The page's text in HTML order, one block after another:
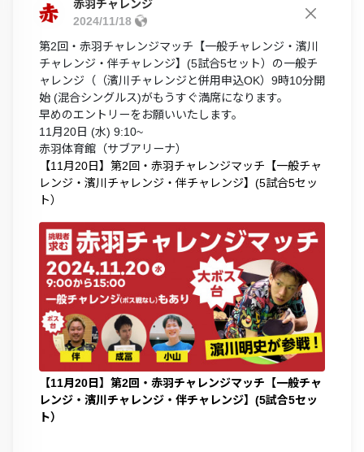
赤羽チャレンジ
2024/11/18
第2回・赤羽チャレンジマッチ【一般チャレンジ・濱川
チャレンジ・伴チャレンジ】(5試合5セット）の一般チ
ャレンジ（（濱川チャレンジと併用申込OK）9時10分開
始 (混合シングルス)がもうすぐ満席になります。
早めのエントリーをお願いいたします。
11月20日 (水) 9:10~
赤羽体育館（サブアリーナ）
【11月20日】第2回・赤羽チャレンジマッチ【一般チャ
レンジ・濱川チャレンジ・伴チャレンジ】(5試合5セッ
ト）
【11月20日】第2回・赤羽チャレンジマッチ【一般チャ
レンジ・濱川チャレンジ・伴チャレンジ】(5試合5セッ
ト）